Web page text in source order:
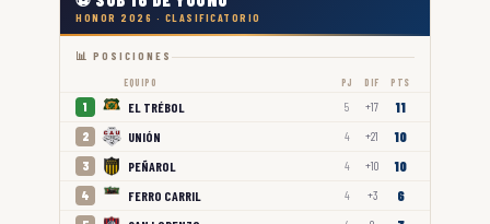
HONOR 2026 · CLASIFICATORIO
📊 POSICIONES
EQUIPO PJ DIF PTS
1 EL TRÉBOL 5 +17 11
2 UNIÓN 4 +21 10
3 PEÑAROL 4 +10 10
4 FERRO CARRIL 4 +3 6